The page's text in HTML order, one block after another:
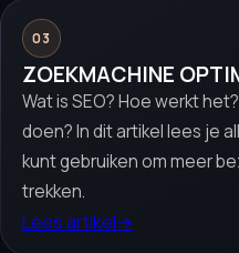
03
ZOEKMACHINE
Wat is SEO? Hoe werkt
doen? In dit artikel lees je
kunt gebruiken om meer
trekken.
Lees artikel→